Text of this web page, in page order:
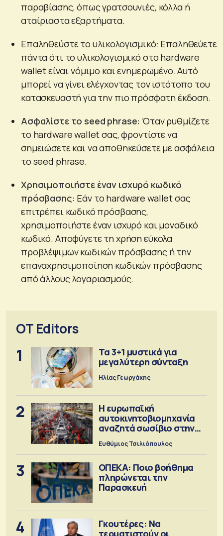
παραβίασης, όπως γρατσουνιές, κόλλα ή
αταίριαστα εξαρτήματα.
Επαληθεύστε το υλικολογισμικό: Επαληθεύετε
πάντα ότι το υλικολογισμικό στο hardware
wallet είναι νόμιμο και ενημερωμένο. Αυτό
μπορεί να γίνει ελέγχοντας τον ιστότοπο του
κατασκευαστή για την πιο πρόσφατη έκδοση.
Ασφαλίστε το seed phrase: Όταν ρυθμίζετε
το hardware wallet σας, φροντίστε να
σημειώσετε και να αποθηκεύσετε με ασφάλεια
τo seed phrase.
Χρησιμοποιήστε έναν ισχυρό κωδικό
πρόσβασης: Εάν το hardware wallet σας
επιτρέπει κωδικό πρόσβασης,
χρησιμοποιήστε έναν ισχυρό και μοναδικό
κωδικό. Αποφύγετε τη χρήση εύκολα
προβλέψιμων κωδικών πρόσβασης ή την
επαναχρησιμοποίηση κωδικών πρόσβασης
από άλλους λογαριασμούς.
OT Editors
1
Τα 3+1 μυστικά για
μεγαλύτερη σύνταξη
Ηλίας Γεωργάκης
2
Η ευρωπαϊκή
αυτοκινητοβιομηχανία
αναζητά σωσίβιο στην
Κίνα
Ευθύμιος Τσιλιόπουλος
3
ΟΠΕΚΑ: Ποιο βοήθημα
πληρώνεται την
Παρασκευή
4
Γκουτέρες: Να
τερματιστούν οι